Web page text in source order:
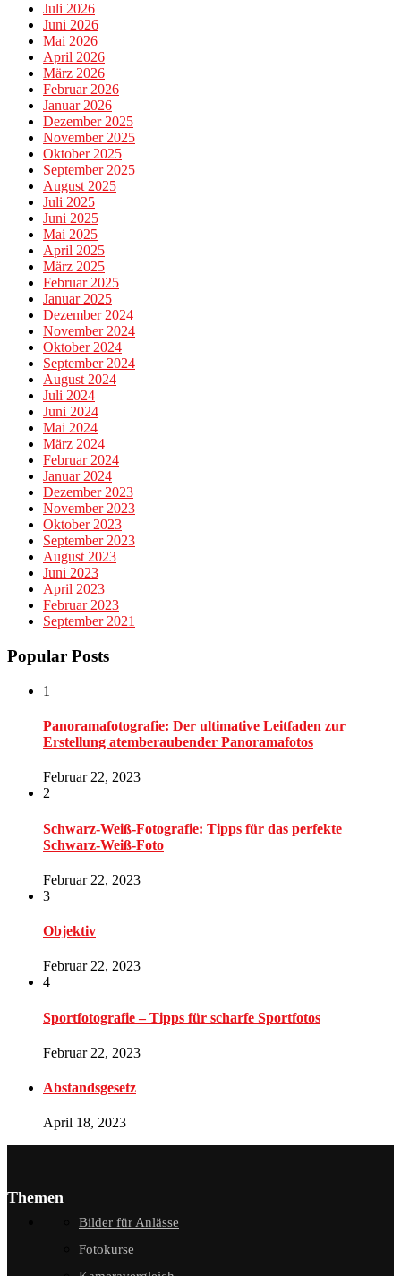
Juli 2026
Juni 2026
Mai 2026
April 2026
März 2026
Februar 2026
Januar 2026
Dezember 2025
November 2025
Oktober 2025
September 2025
August 2025
Juli 2025
Juni 2025
Mai 2025
April 2025
März 2025
Februar 2025
Januar 2025
Dezember 2024
November 2024
Oktober 2024
September 2024
August 2024
Juli 2024
Juni 2024
Mai 2024
März 2024
Februar 2024
Januar 2024
Dezember 2023
November 2023
Oktober 2023
September 2023
August 2023
Juni 2023
April 2023
Februar 2023
September 2021
Popular Posts
1
Panoramafotografie: Der ultimative Leitfaden zur
Erstellung atemberaubender Panoramafotos
Februar 22, 2023
2
Schwarz-Weiß-Fotografie: Tipps für das perfekte
Schwarz-Weiß-Foto
Februar 22, 2023
3
Objektiv
Februar 22, 2023
4
Sportfotografie – Tipps für scharfe Sportfotos
Februar 22, 2023
Abstandsgesetz
April 18, 2023
Themen
Bilder für Anlässe
Fotokurse